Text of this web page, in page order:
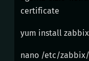
certificate
yum install
nano /etc/